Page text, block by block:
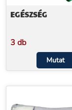
EGÉSZSÉG
3 db
Mutat